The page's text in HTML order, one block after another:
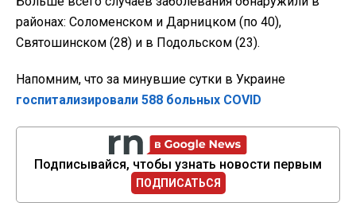
районах: Соломенском и Дарницком (по 40),
Святошинском (28) и в Подольском (23).
Напомним, что за минувшие сутки в Украине
госпитализировали 588 больных COVID
Подписывайся, чтобы узнать новости первым
ПОДПИСАТЬСЯ